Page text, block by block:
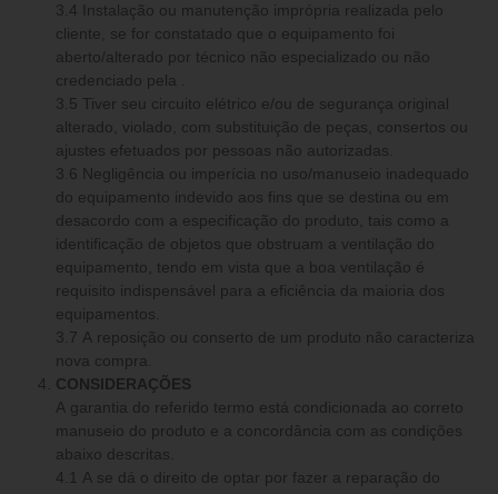
3.4 Instalação ou manutenção imprópria realizada pelo
cliente, se for constatado que o equipamento foi
aberto/alterado por técnico não especializado ou não
credenciado pela .
3.5 Tiver seu circuito elétrico e/ou de segurança original
alterado, violado, com substituição de peças, consertos ou
ajustes efetuados por pessoas não autorizadas.
3.6 Negligência ou imperícia no uso/manuseio inadequado
do equipamento indevido aos fins que se destina ou em
desacordo com a especificação do produto, tais como a
identificação de objetos que obstruam a ventilação do
equipamento, tendo em vista que a boa ventilação é
requisito indispensável para a eficiência da maioria dos
equipamentos.
3.7 A reposição ou conserto de um produto não caracteriza
nova compra.
CONSIDERAÇÕES
A garantia do referido termo está condicionada ao correto
manuseio do produto e a concordância com as condições
abaixo descritas.
4.1 A se dá o direito de optar por fazer a reparação do